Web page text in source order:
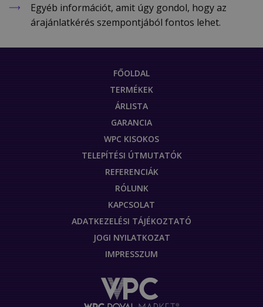
Egyéb információt, amit úgy gondol, hogy az
árajánlatkérés szempontjából fontos lehet.
FŐOLDAL
TERMÉKEK
ÁRLISTA
GARANCIA
WPC KISOKOS
TELEPÍTÉSI ÚTMUTATÓK
REFERENCIÁK
RÓLUNK
KAPCSOLAT
ADATKEZELÉSI TÁJÉKOZTATÓ
JOGI NYILATKOZAT
IMPRESSZUM